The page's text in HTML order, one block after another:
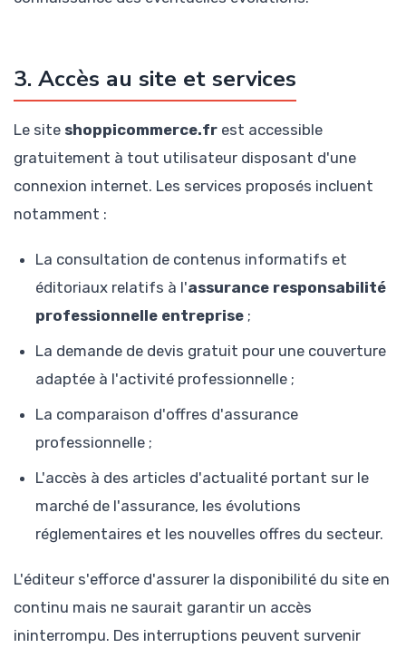
3. Accès au site et services
Le site shoppicommerce.fr est accessible
gratuitement à tout utilisateur disposant d'une
connexion internet. Les services proposés incluent
notamment :
La consultation de contenus informatifs et
éditoriaux relatifs à l'assurance responsabilité
professionnelle entreprise ;
La demande de devis gratuit pour une couverture
adaptée à l'activité professionnelle ;
La comparaison d'offres d'assurance
professionnelle ;
L'accès à des articles d'actualité portant sur le
marché de l'assurance, les évolutions
réglementaires et les nouvelles offres du secteur.
L'éditeur s'efforce d'assurer la disponibilité du site en
continu mais ne saurait garantir un accès
ininterrompu. Des interruptions peuvent survenir